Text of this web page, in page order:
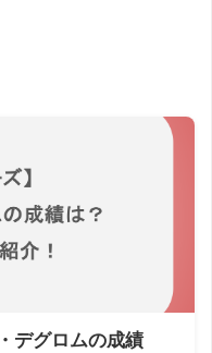
デグロムの成績